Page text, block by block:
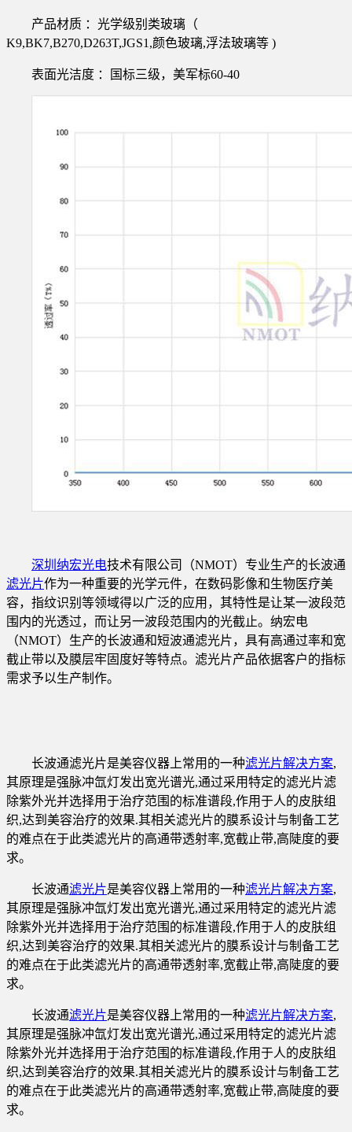
产品材质 ：光学级别类玻璃（
K9,BK7,B270,D263T,JGS1,颜色玻璃,浮法玻璃等 )
表面光洁度 ：国标三级，美军标60-40
深圳纳宏光电技术有限公司（NMOT）专业生产的长波通
滤光片作为一种重要的光学元件，在数码影像和生物医疗美
容，指纹识别等领域得以广泛的应用，其特性是让某一波段范
围内的光透过，而让另一波段范围内的光截止。纳宏电
（NMOT）生产的长波通和短波通滤光片，具有高通过率和宽
截止带以及膜层牢固度好等特点。滤光片产品依据客户的指标
需求予以生产制作。
长波通滤光片是美容仪器上常用的一种滤光片解决方案,
其原理是强脉冲氙灯发出宽光谱光,通过采用特定的滤光片滤
除紫外光并选择用于治疗范围的标准谱段,作用于人的皮肤组
织,达到美容治疗的效果.其相关滤光片的膜系设计与制备工艺
的难点在于此类滤光片的高通带透射率,宽截止带,高陡度的要
求。
长波通滤光片是美容仪器上常用的一种滤光片解决方案,
其原理是强脉冲氙灯发出宽光谱光,通过采用特定的滤光片滤
除紫外光并选择用于治疗范围的标准谱段,作用于人的皮肤组
织,达到美容治疗的效果.其相关滤光片的膜系设计与制备工艺
的难点在于此类滤光片的高通带透射率,宽截止带,高陡度的要
求。
长波通滤光片是美容仪器上常用的一种滤光片解决方案,
其原理是强脉冲氙灯发出宽光谱光,通过采用特定的滤光片滤
除紫外光并选择用于治疗范围的标准谱段,作用于人的皮肤组
织,达到美容治疗的效果.其相关滤光片的膜系设计与制备工艺
的难点在于此类滤光片的高通带透射率,宽截止带,高陡度的要
求。